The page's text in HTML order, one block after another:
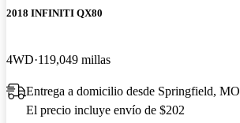
2018 INFINITI QX80
4WD 119,049 millas
Entrega a domicilio desde Springfield, MO
El precio incluye envío de $202